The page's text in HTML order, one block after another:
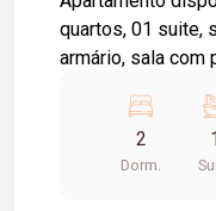
quartos, 01 suite,
armário, sala com
banheiro da suíte
elevador
24 horas,
2
Dorm.